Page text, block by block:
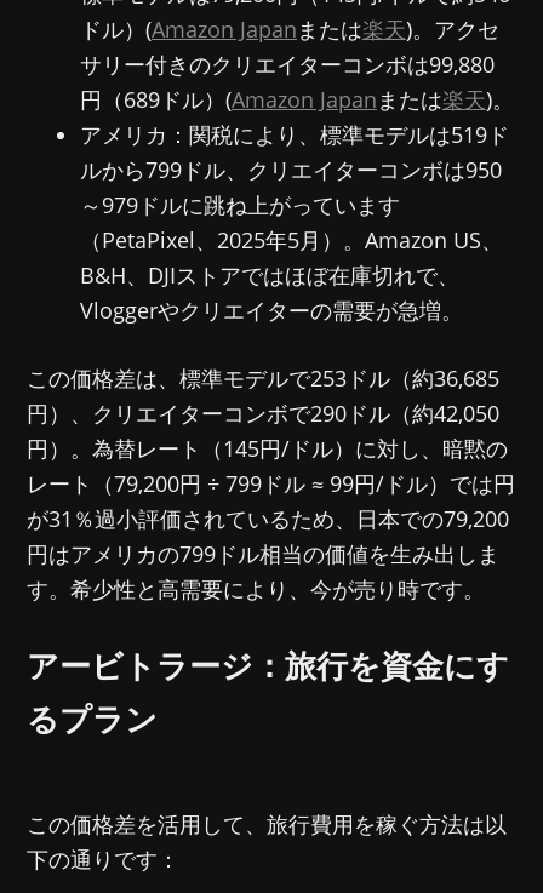
ドル）(Amazon Japanまたは楽天)。アクセ
サリー付きのクリエイターコンボは99,880
円（689ドル）(Amazon Japanまたは楽天)。
アメリカ：関税により、標準モデルは519ド
ルから799ドル、クリエイターコンボは950
～979ドルに跳ね上がっています
（PetaPixel、2025年5月）。Amazon US、
B&H、DJIストアではほぼ在庫切れで、
Vloggerやクリエイターの需要が急増。
この価格差は、標準モデルで253ドル（約36,685
円）、クリエイターコンボで290ドル（約42,050
円）。為替レート（145円/ドル）に対し、暗黙の
レート（79,200円 ÷ 799ドル ≈ 99円/ドル）では円
が31％過小評価されているため、日本での79,200
円はアメリカの799ドル相当の価値を生み出しま
す。希少性と高需要により、今が売り時です。
アービトラージ：旅行を資金にす
るプラン
この価格差を活用して、旅行費用を稼ぐ方法は以
下の通りです：